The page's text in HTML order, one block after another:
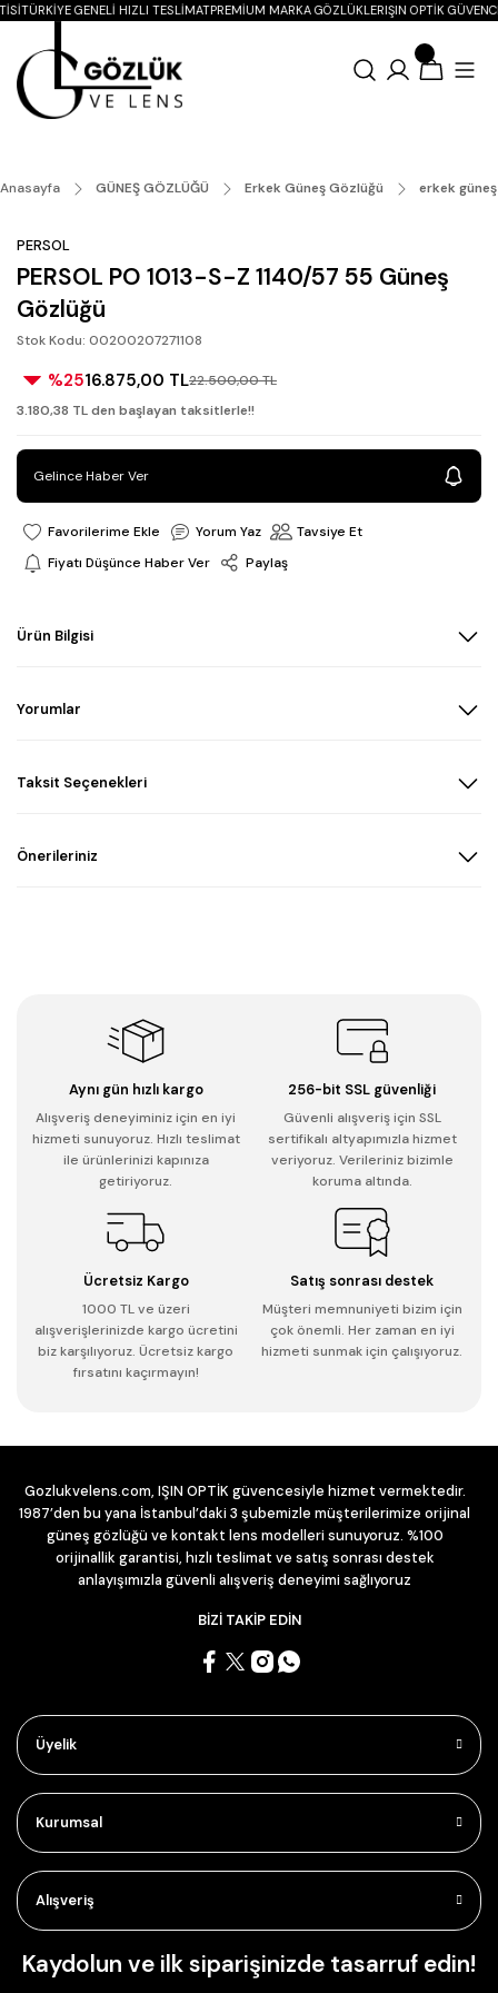
TÜRKIYE GENELI HIZLI TESLIMATPREMIUM MARKA GÖZLÜKLERIŞIN OPTIK
Anasayfa GÜNEŞ GÖZLÜĞÜ Erkek Güneş Gözlüğü erkek güneş
PERSOL
PERSOL PO 1013-S-Z 1140/57 55 Güneş
Gözlüğü
Stok Kodu: 00200207271108
%2516.875,00 TL22.500,00 TL
3.180,38 TL den başlayan taksitlerle!!
Gelince Haber Ver
Yorum Yaz
Tavsiye Et
Fiyatı Düşünce Haber Ver
Paylaş
Ürün Bilgisi
Yorumlar
Taksit Seçenekleri
Önerileriniz
Aynı gün hızlı kargo
Alışveriş deneyiminiz için en iyi
hizmeti sunuyoruz. Hızlı teslimat
ile ürünlerinizi kapınıza
getiriyoruz.
256-bit SSL güvenliği
Güvenli alışveriş için SSL
sertifikalı altyapımızla hizmet
veriyoruz. Verileriniz bizimle
koruma altında.
Ücretsiz Kargo
1000 TL ve üzeri
alışverişlerinizde kargo ücretini
biz karşılıyoruz. Ücretsiz kargo
fırsatını kaçırmayın!
Satış sonrası destek
Müşteri memnuniyeti bizim için
çok önemli. Her zaman en iyi
hizmeti sunmak için çalışıyoruz.
Gozlukvelens.com, IŞIN OPTİK güvencesiyle hizmet vermektedir.
1987’den bu yana İstanbul’daki 3 şubemizle müşterilerimize orijinal
güneş gözlüğü ve kontakt lens modelleri sunuyoruz. %100
orijinallik garantisi, hızlı teslimat ve satış sonrası destek
anlayışımızla güvenli alışveriş deneyimi sağlıyoruz
BİZİ TAKİP EDİN
Üyelik
Kurumsal
Alışveriş
Kaydolun ve ilk siparişinizde tasarruf edin!